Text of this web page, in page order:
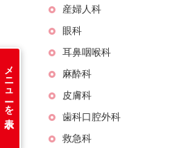
メニューを表示
産婦人科
眼科
耳鼻咽喉科
麻酔科
皮膚科
歯科口腔外科
救急科